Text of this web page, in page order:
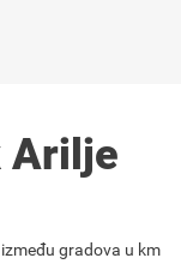
Arilje
gradova u km